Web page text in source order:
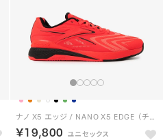
ナノ X5 エッジ / NANO X5 EDGE （チェリー）
￥19,800